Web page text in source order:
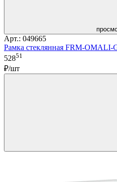
Арт.: 049665
Рамка стеклянная FRM-OMALI-
52851
₽/шт